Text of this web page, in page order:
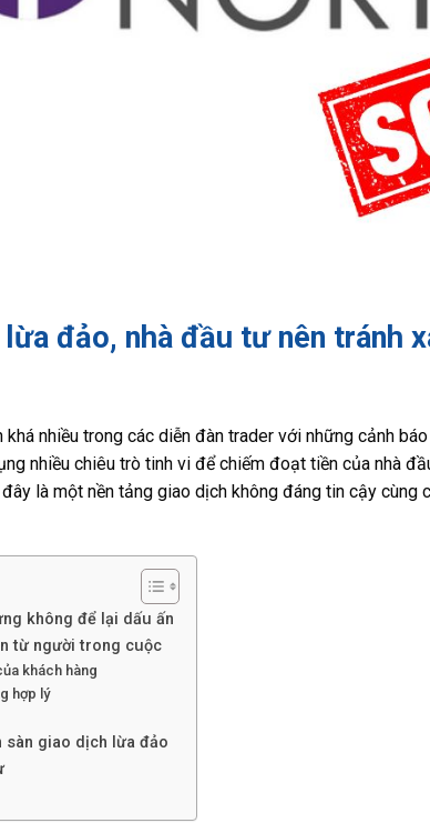
đảo, nhà đầu tư nên tránh
nhiều trong các diễn đàn trader với những cảnh
nhiều chiêu trò tinh vi để chiếm đoạt tiền của nhà
là một nền tảng giao dịch không đáng tin cậy cùng
không để lại dấu ấn
từ người trong cuộc
khách hàng
hợp lý
sàn giao dịch lừa đảo